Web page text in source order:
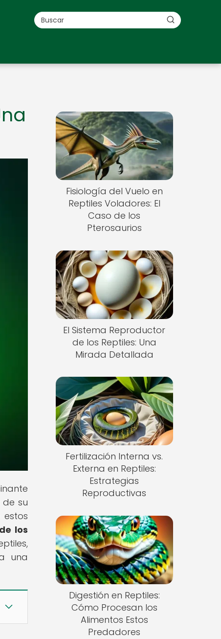
su
los
una
Fisiología del Vuelo en
Reptiles Voladores: El
Caso de los
Pterosaurios
El Sistema Reproductor
de los Reptiles: Una
Mirada Detallada
Fertilización Interna vs.
Externa en Reptiles:
Estrategias
Reproductivas
Digestión en Reptiles:
Cómo Procesan los
Alimentos Estos
Predadores